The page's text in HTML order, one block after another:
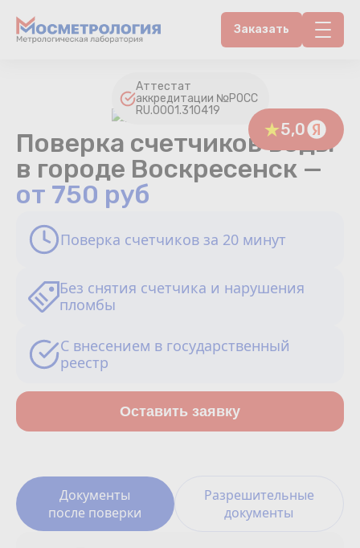
Заказать
Счетчики воды
Теплосчетчики
Услуги лаборатории
Районы
Аршин
Сотрудничество
Юридические лица
О нас
Бонусы
Аттестат
аккредитации №РОСС
RU.0001.310419
5,0
Поверка счетчиков воды
в городе Воскресенск —
от 750 руб
Поверка счетчиков за 20 минут
Без снятия счетчика и нарушения
пломбы
С внесением в государственный
реестр
Оставить заявку
Документы
после поверки
Разрешительные
документы